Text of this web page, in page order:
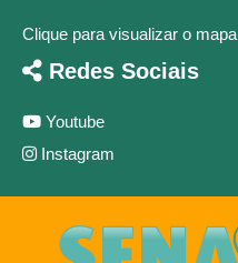
Clique para visualizar o
Redes Sociais
Youtube
Instagram